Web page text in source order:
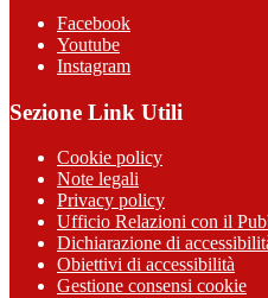
Facebook
Youtube
Instagram
Sezione Link Utili
Cookie policy
Note legali
Privacy policy
Ufficio Relazioni con il
Dichiarazione di
Obiettivi di accessibilità
Gestione consensi cookie